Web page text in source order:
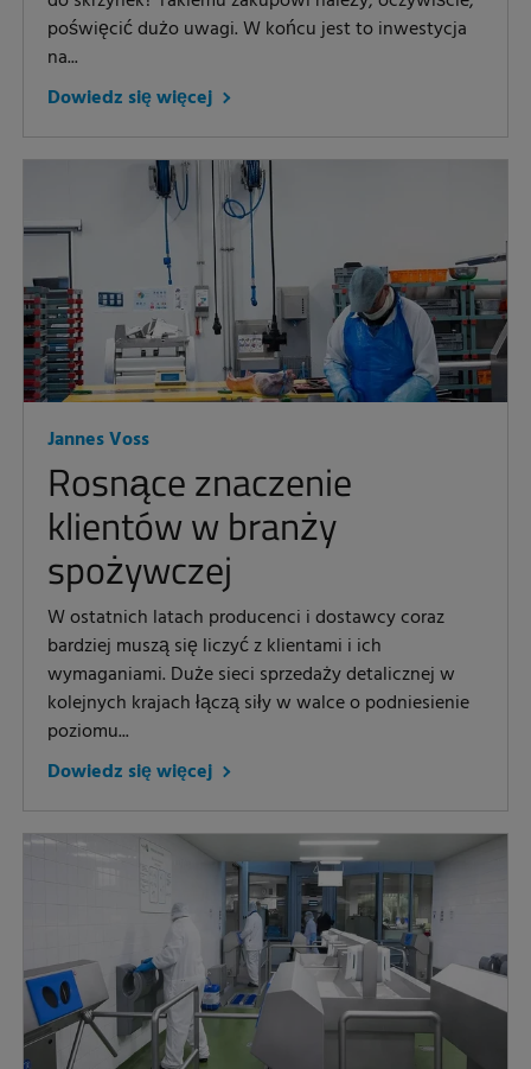
poświęcić dużo uwagi. W końcu jest to inwestycja
na...
Dowiedz się więcej
Jannes Voss
Rosnące znaczenie
klientów w branży
spożywczej
W ostatnich latach producenci i dostawcy coraz
bardziej muszą się liczyć z klientami i ich
wymaganiami. Duże sieci sprzedaży detalicznej w
kolejnych krajach łączą siły w walce o podniesienie
poziomu...
Dowiedz się więcej